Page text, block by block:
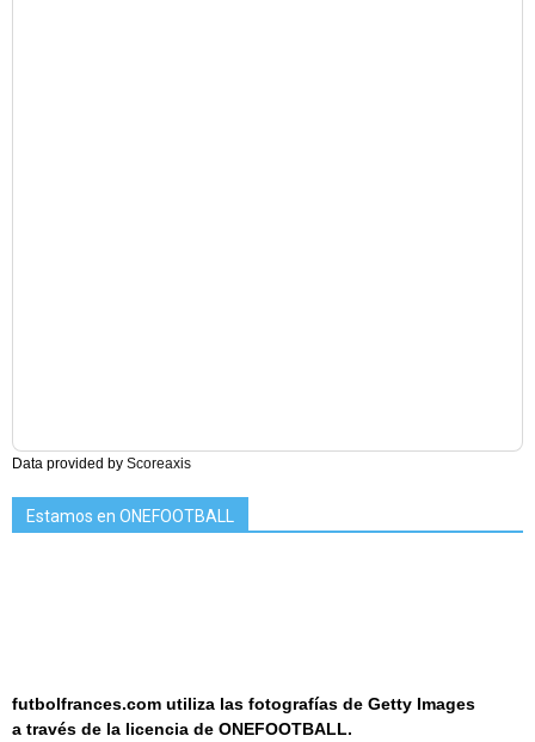
Data provided by Scoreaxis
Estamos en ONEFOOTBALL
futbolfrances.com utiliza las fotografías de Getty Images
a través de la licencia de ONEFOOTBALL.